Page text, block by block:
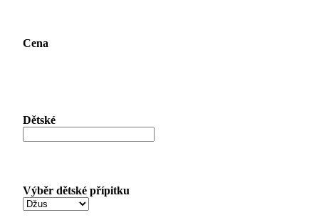
Cena
Dětské
Výběr dětské přípitku